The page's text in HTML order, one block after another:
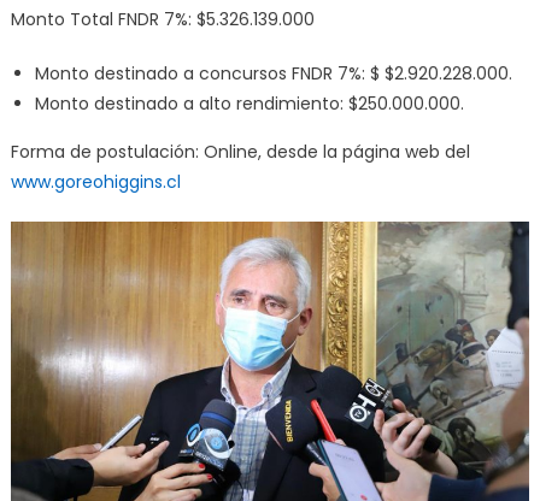
Monto Total FNDR 7%: $5.326.139.000
Monto destinado a concursos FNDR 7%: $ $2.920.228.000.
Monto destinado a alto rendimiento: $250.000.000.
Forma de postulación: Online, desde la página web del
www.goreohiggins.cl